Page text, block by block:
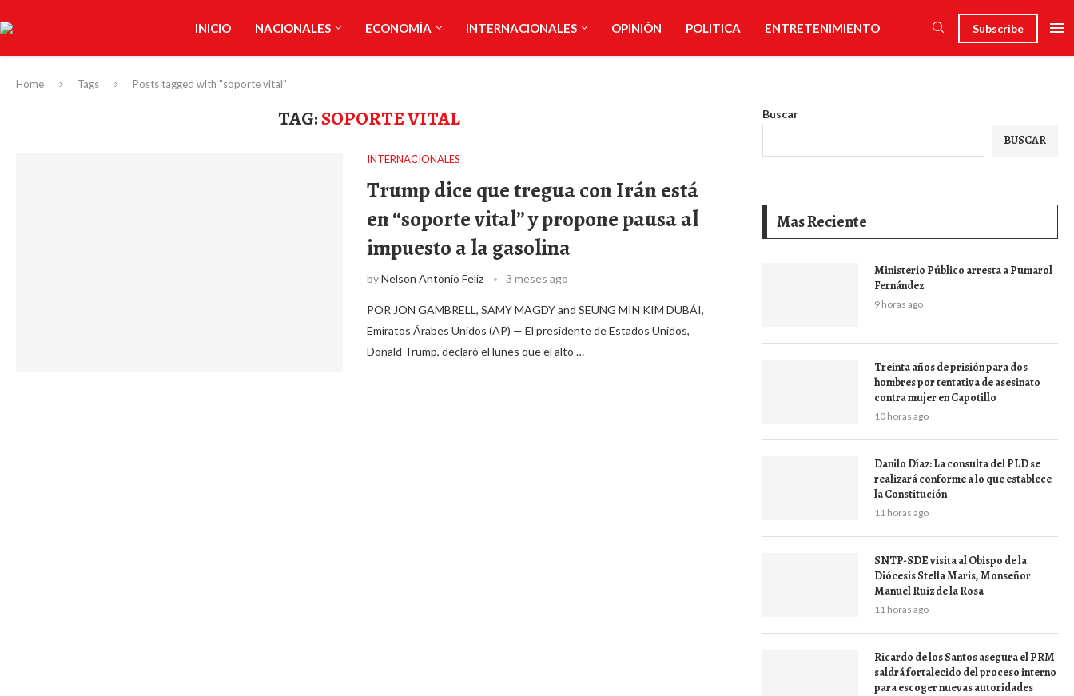
INICIO NACIONALES ECONOMÍA INTERNACIONALES OPINIÓN POLITICA ENTRETENIMIENTO Subscribe
Home Tags Posts tagged with "soporte vital"
TAG:SOPORTE VITAL
INTERNACIONALES
Trump dice que tregua con Irán está
en “soporte vital” y propone pausa al
impuesto a la gasolina
byNelson Antonio Feliz 3 meses ago
POR JON GAMBRELL, SAMY MAGDY and SEUNG MIN KIM DUBÁI,
Emiratos Árabes Unidos (AP) — El presidente de Estados Unidos,
Donald Trump, declaró el lunes que el alto …
Buscar
BUSCAR
Mas Reciente
Ministerio Público arresta a Pumarol
Fernández
9 horas ago
Treinta años de prisión para dos
hombres por tentativa de asesinato
contra mujer en Capotillo
10 horas ago
Danilo Díaz: La consulta del PLD se
realizará conforme a lo que establece
la Constitución
11 horas ago
SNTP-SDE visita al Obispo de la
Diócesis Stella Maris, Monseñor
Manuel Ruiz de la Rosa
11 horas ago
Ricardo de los Santos asegura el PRM
saldrá fortalecido del proceso interno
para escoger nuevas autoridades